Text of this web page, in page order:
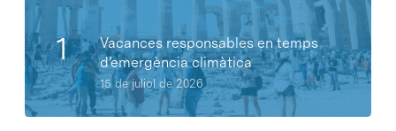
Vacances responsables en temps
d’emergència climàtica
15 de juliol de 2026